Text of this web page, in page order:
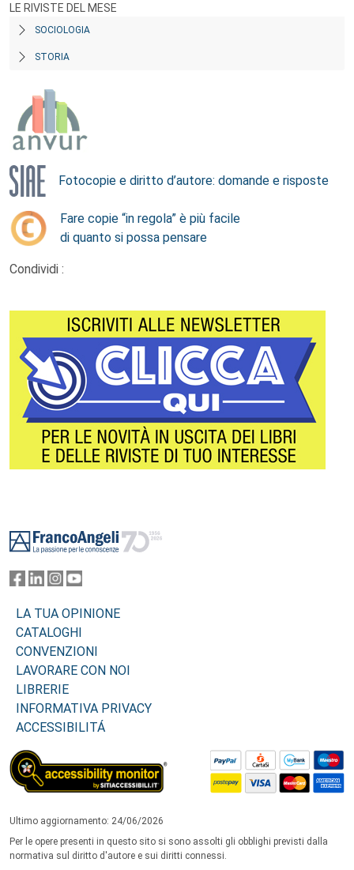
LE RIVISTE DEL MESE
SOCIOLOGIA
STORIA
Fotocopie e diritto d’autore: domande e risposte
Fare copie “in regola” è più facile
di quanto si possa pensare
Condividi :
LA TUA OPINIONE
CATALOGHI
CONVENZIONI
LAVORARE CON NOI
LIBRERIE
INFORMATIVA PRIVACY
ACCESSIBILITÁ
Ultimo aggiornamento: 24/06/2026
Per le opere presenti in questo sito si sono assolti gli obblighi previsti dalla
normativa sul diritto d'autore e sui diritti connessi.